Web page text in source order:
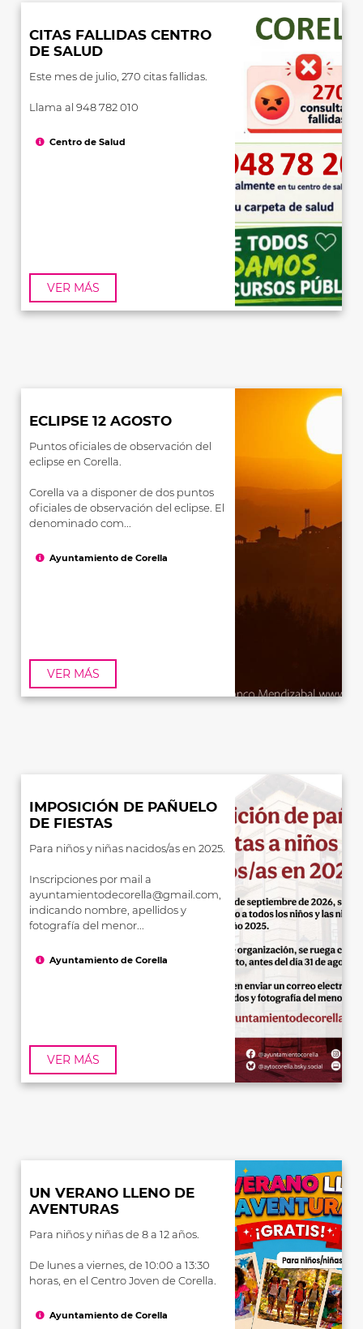
CITAS FALLIDAS CENTRO
DE SALUD
Este mes de julio, 270 citas fallidas.
Llama al 948 782 010
VER MÁS
Centro de Salud
ECLIPSE 12 AGOSTO
Puntos oficiales de observación del
eclipse en Corella.
Corella va a disponer de dos puntos
oficiales de observación del eclipse. El
denominado com...
VER MÁS
Ayuntamiento de Corella
IMPOSICIÓN DE PAÑUELO
DE FIESTAS
Para niños y niñas nacidos/as en 2025.
Inscripciones por mail a
ayuntamientodecorella@gmail.com,
indicando nombre, apellidos y
fotografía del menor...
VER MÁS
Ayuntamiento de Corella
UN VERANO LLENO DE
AVENTURAS
Para niños y niñas de 8 a 12 años.
De lunes a viernes, de 10:00 a 13:30
horas, en el Centro Joven de Corella.
Ayuntamiento de Corella